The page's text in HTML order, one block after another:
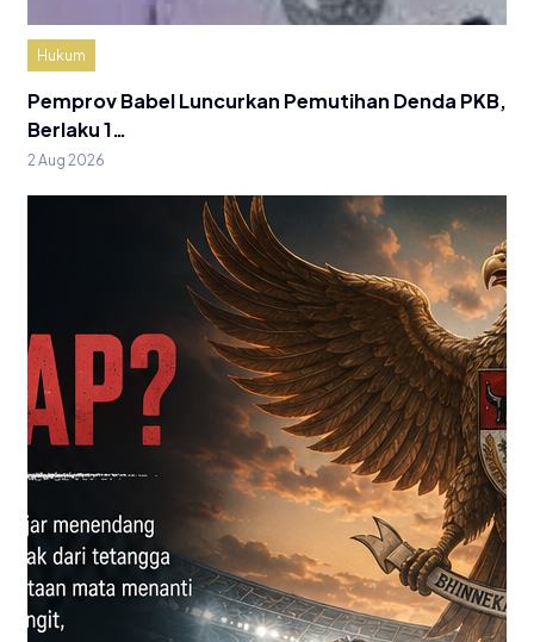
Hukum
Pemprov Babel Luncurkan Pemutihan Denda PKB,
Berlaku 1…
2 Aug 2026